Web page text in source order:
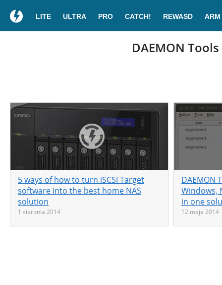
LITE ULTRA PRO CATCH! REWASD ARM
DAEMON
5 ways of how to turn iSCSI Target
software into the best home NAS
solution
1 sierpnia 2014
DAEMON
Windows,
in one
12 maja 2014